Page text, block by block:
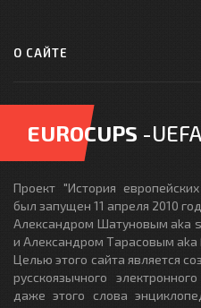
О САЙТЕ
EUROCUPS -UEFA
Проект "История
был запущен 11 апреля 2010
Александром Шатуновым aka
и Александром Тарасовым aka
Целью этого сайта является
русскоязычного
даже этого слова